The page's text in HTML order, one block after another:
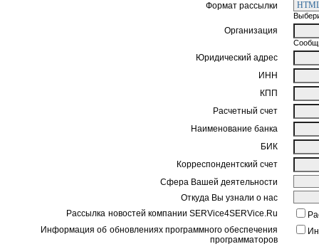
Формат рассылки
Организация
Юридический адрес
ИНН
КПП
Расчетный счет
Наименование банка
БИК
Корреспондентский счет
Сфера Вашей деятельности
Откуда Вы узнали о нас
Рассылка новостей компании SERVice4SERVice.Ru
Информация об обновлениях программного обеспечения
программаторов